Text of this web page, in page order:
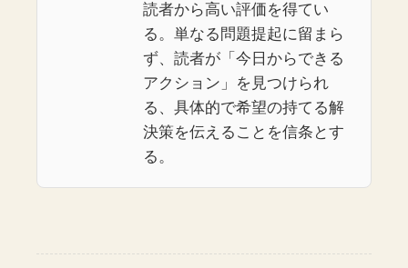
読者から高い評価を得てい
る。単なる問題提起に留まら
ず、読者が「今日からできる
アクション」を見つけられ
る、具体的で希望の持てる解
決策を伝えることを信条とす
る。